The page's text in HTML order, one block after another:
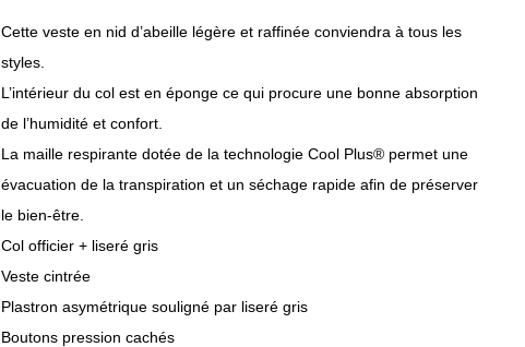
Cette veste en nid d’abeille légère et raffinée conviendra à tous les
styles.
L’intérieur du col est en éponge ce qui procure une bonne absorption
de l’humidité et confort.
La maille respirante dotée de la technologie Cool Plus® permet une
évacuation de la transpiration et un séchage rapide afin de préserver
le bien-être.
Col officier + liseré gris
Veste cintrée
Plastron asymétrique souligné par liseré gris
Boutons pression cachés